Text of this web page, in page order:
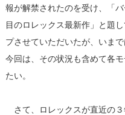
報が解禁されたのを受け、「
目のロレックス最新作」と題
プさせていただいたが、いま
今回は、その状況も含めて各
たい。
さて、ロレックスが直近の